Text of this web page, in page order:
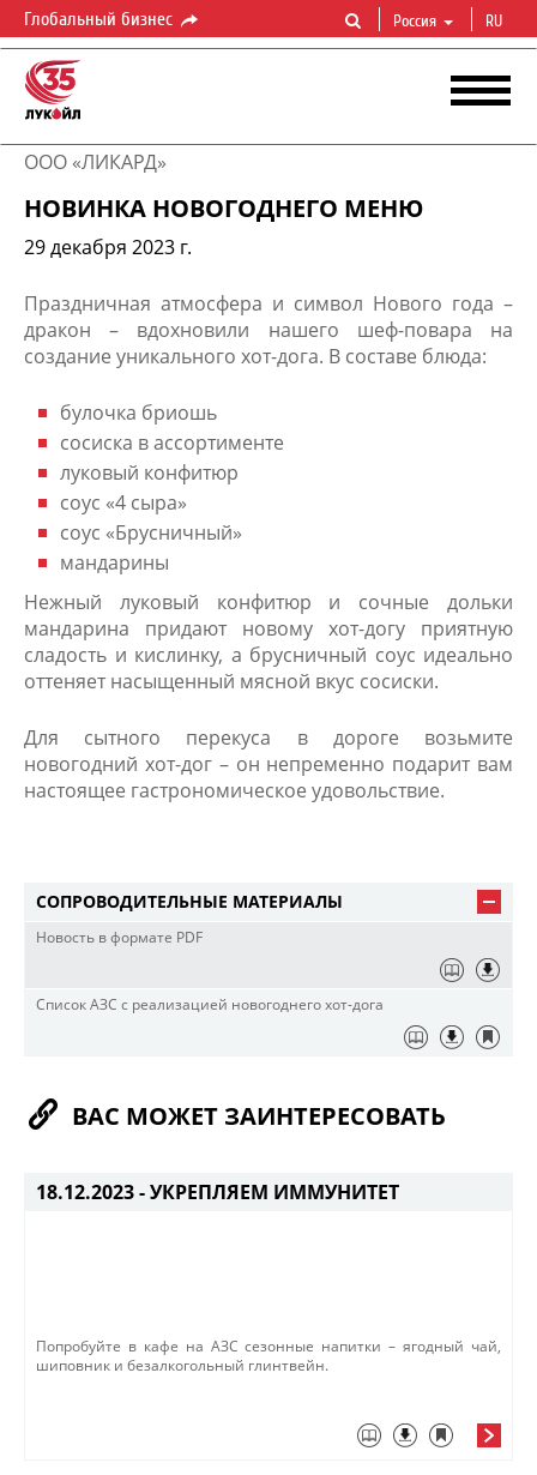
Глобальный бизнес Россия RU
ООО «ЛИКАРД»
НОВИНКА НОВОГОДНЕГО МЕНЮ
29 декабря 2023 г.
Праздничная атмосфера и символ Нового года –
дракон – вдохновили нашего шеф-повара на
создание уникального хот-дога. В составе блюда:
булочка бриошь
сосиска в ассортименте
луковый конфитюр
соус «4 сыра»
соус «Брусничный»
мандарины
Нежный луковый конфитюр и сочные дольки
мандарина придают новому хот-догу приятную
сладость и кислинку, а брусничный соус идеально
оттеняет насыщенный мясной вкус сосиски.
Для сытного перекуса в дороге возьмите
новогодний хот-дог – он непременно подарит вам
настоящее гастрономическое удовольствие.
СОПРОВОДИТЕЛЬНЫЕ МАТЕРИАЛЫ
Новость в формате PDF
Список АЗС с реализацией новогоднего хот-дога
ВАС МОЖЕТ ЗАИНТЕРЕСОВАТЬ
18.12.2023 -УКРЕПЛЯЕМ ИММУНИТЕТ
Попробуйте в кафе на АЗС сезонные напитки – ягодный чай,
шиповник и безалкогольный глинтвейн.